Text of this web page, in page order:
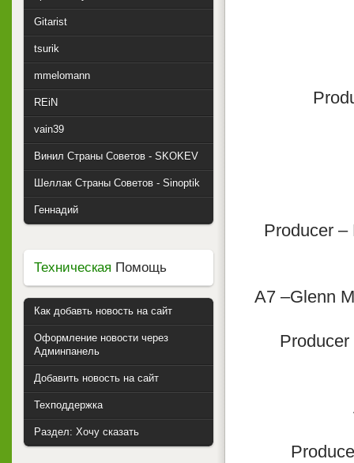
Producer –
A7 –Glenn
Gitarist
tsurik
mmelomann
REiN
vain39
Винил Страны Советов - SKOKEV
Шеллак Страны Советов - Sinoptik
Геннадий
Техническая Помощь
Как добавть новость на сайт
Оформление новости через
Админпанель
Добавить новость на сайт
Техподдержка
Раздел: Хочу сказать